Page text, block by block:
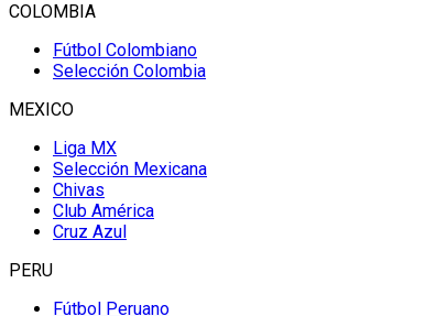
COLOMBIA
Fútbol Colombiano
Selección Colombia
MEXICO
Liga MX
Selección Mexicana
Chivas
Club América
Cruz Azul
PERU
Fútbol Peruano